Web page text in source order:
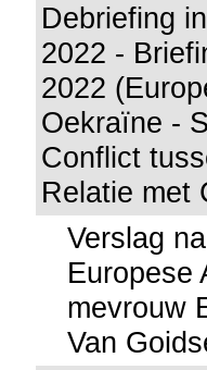
Debriefing
2022 -
2022
Oekraïne -
Conflict
Relatie met
Verslag
Europese
mevrouw
Van